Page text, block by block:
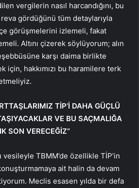
vergilerin nasıl harcandığını, bu
gördüğünü tüm detaylarıyla
görüşmelerini izlemeli, fakat
Altını çizerek söylüyorum; alın
karşı daima birlikte
için, hakkımızı bu haramilere terk
TİP’İ DAHA GÜÇLÜ
VE BU SAÇMALIĞA
SON VERECEĞİZ”
TBMM’de özellikle TİP’in
ait halin da devam
Meclis esasen yılda bir defa